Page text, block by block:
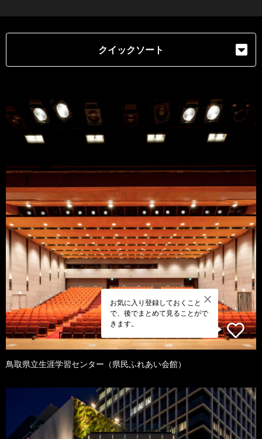
クイックソート
お気に入り登録しておくこと
で、後でまとめて見ることがで
きます。
鳥取県立生涯学習センター（県民ふれあい会館）